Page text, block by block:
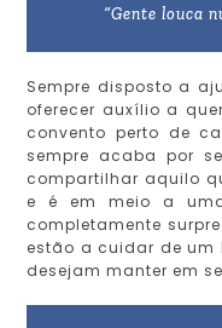
“Gente louca
Sempre disposto a
oferecer auxílio a
convento perto de
sempre acaba por
compartilhar aquilo
e é em meio a
completamente
estão a cuidar de um
desejam manter em